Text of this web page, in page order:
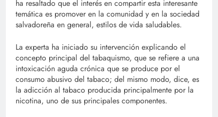
ha resaltado que el interés en compartir esta interesante
temática es promover en la comunidad y en la sociedad
salvadoreña en general, estilos de vida saludables.
La experta ha iniciado su intervención explicando el
concepto principal del tabaquismo, que se refiere a una
intoxicación aguda crónica que se produce por el
consumo abusivo del tabaco; del mismo modo, dice, es
la adicción al tabaco producida principalmente por la
nicotina, uno de sus principales componentes.